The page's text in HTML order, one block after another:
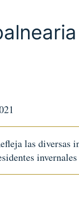
las diversas